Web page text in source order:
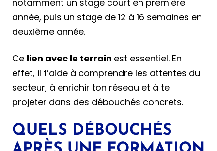
notamment un stage court en première
année, puis un stage de 12 à 16 semaines en
deuxième année.
Ce lien avec le terrain est essentiel. En
effet, il t’aide à comprendre les attentes du
secteur, à enrichir ton réseau et à te
projeter dans des débouchés concrets.
QUELS DÉBOUCHÉS